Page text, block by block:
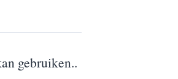
gebruiken..